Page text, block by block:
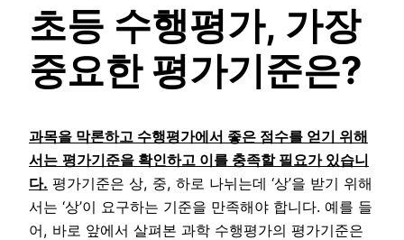
초등 수행평가, 가장
중요한 평가기준은?
과목을 막론하고 수행평가에서 좋은 점수를 얻기 위해
서는 평가기준을 확인하고 이를 충족할 필요가 있습니
다. 평가기준은 상, 중, 하로 나뉘는데 ‘상’을 받기 위해
서는 ‘상’이 요구하는 기준을 만족해야 합니다. 예를 들
어, 바로 앞에서 살펴본 과학 수행평가의 평가기준은